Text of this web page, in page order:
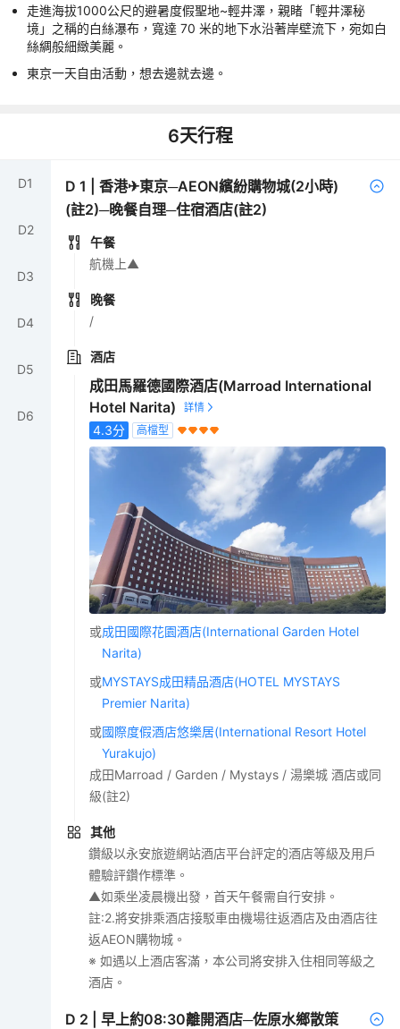
走進海拔1000公尺的避暑度假聖地~輕井澤，親睹「輕井澤秘
境」之稱的白絲瀑布，寬達 70 米的地下水沿著岸壁流下，宛如白
絲綢般細緻美麗。
東京一天自由活動，想去邊就去邊。
6天行程
D1
D2
D3
D4
D5
D6
D1 |香港✈東京─AEON繽紛購物城(2小時)
(註2)─晚餐自理─住宿酒店(註2)
午餐
航機上▲
晚餐
/
酒店
成田馬羅德國際酒店(Marroad International
Hotel Narita)
4.3分 高檔型
或成田國際花園酒店(International Garden Hotel
Narita)
或MYSTAYS成田精品酒店(HOTEL MYSTAYS
Premier Narita)
或國際度假酒店悠樂居(International Resort Hotel
Yurakujo)
成田Marroad / Garden / Mystays / 湯樂城 酒店或同
級(註2)
其他
鑽級以永安旅遊網站酒店平台評定的酒店等級及用戶
體驗評鑽作標準。
▲如乘坐凌晨機出發，首天午餐需自行安排。
註:2.將安排乘酒店接駁車由機場往返酒店及由酒店往
返AEON購物城。
※ 如遇以上酒店客滿，本公司將安排入住相同等級之
酒店。
D 2 |早上約08:30離開酒店─佐原水鄉散策